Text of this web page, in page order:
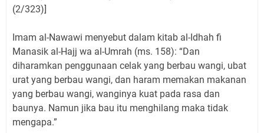
(2/323)]
Imam al-Nawawi menyebut dalam kitab al-Idhah fi
Manasik al-Hajj wa al-Umrah (ms. 158): “Dan
diharamkan penggunaan celak yang berbau wangi, ubat
urat yang berbau wangi, dan haram memakan makanan
yang berbau wangi, wanginya kuat pada rasa dan
baunya. Namun jika bau itu menghilang maka tidak
mengapa.”